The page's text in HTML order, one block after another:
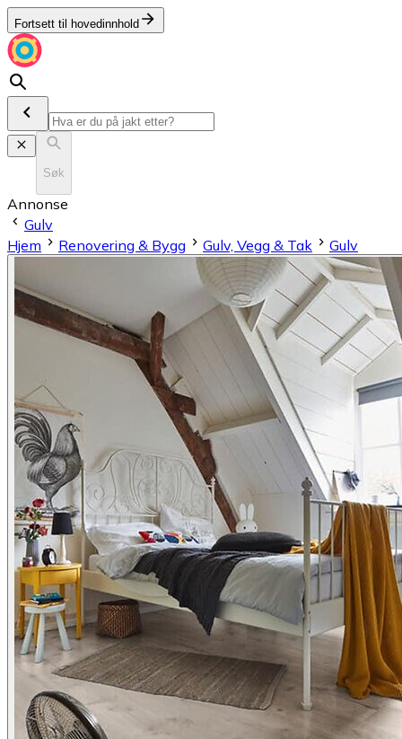
Fortsett til hovedinnhold
Søk
Annonse
Gulv
Hjem
Renovering & Bygg Gulv, Vegg & Tak Gulv